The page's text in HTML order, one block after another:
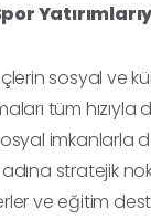
sosyal ve
tüm
imkanlarla
stratejik
ve eğitim